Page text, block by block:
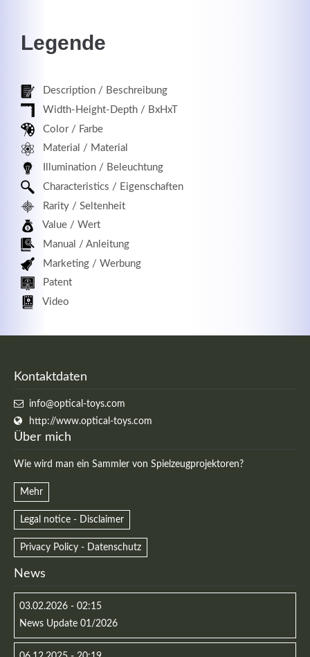
Legende
Description / Beschreibung
Width-Height-Depth / BxHxT
Color / Farbe
Material / Material
Illumination / Beleuchtung
Characteristics / Eigenschaften
Rarity / Seltenheit
Value / Wert
Manual / Anleitung
Marketing / Werbung
Patent
Video
Kontaktdaten
info@optical-toys.com
http://www.optical-toys.com
Über mich
Wie wird man ein Sammler von Spielzeugprojektoren?
Mehr
Legal notice - Disclaimer
Privacy Policy - Datenschutz
News
03.02.2026 - 02:15
News Update 01/2026